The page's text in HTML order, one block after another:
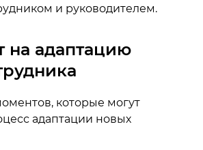
и руководителем.
на адаптацию
которые могут
адаптации новых